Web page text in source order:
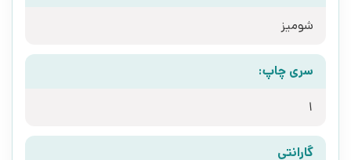
شومیز
سری چاپ:
1
گارانتی